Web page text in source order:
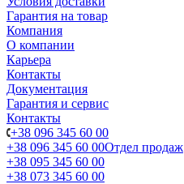
Гарантия на товар
Компания
О компании
Карьера
Контакты
Документация
Гарантия и сервис
Контакты
+38 096 345 60 00
+38 096 345 60 00Отдел продаж
+38 095 345 60 00
+38 073 345 60 00